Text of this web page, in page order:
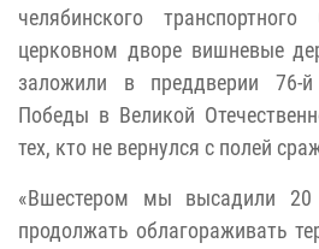
челябинского
церковном дворе вишневые
заложили в преддверии
Победы в Великой
тех, кто не вернулся с полей
«Вшестером мы высадили
продолжать облагораживать